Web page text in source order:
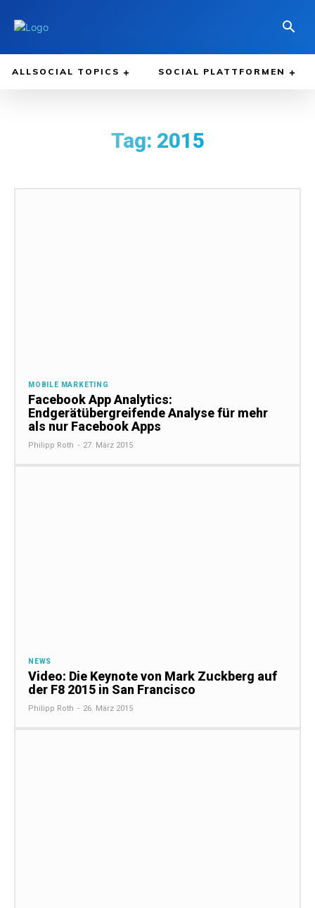
ALLSOCIAL TOPICS SOCIAL PLATTFORMEN
Tag: 2015
MOBILE MARKETING
Facebook App Analytics:
Endgerätübergreifende Analyse für mehr
als nur Facebook Apps
Philipp Roth - 27. März 2015
NEWS
Video: Die Keynote von Mark Zuckberg auf
der F8 2015 in San Francisco
Philipp Roth - 26. März 2015